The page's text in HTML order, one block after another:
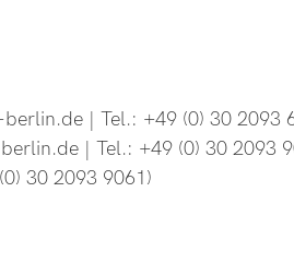
| Tel.: +49 (0) 30 2093
| Tel.: +49 (0) 30 2093
30 2093 9061)